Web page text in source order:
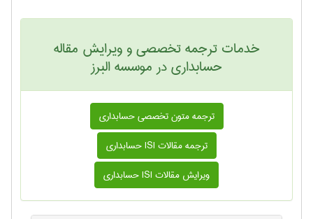
خدمات ترجمه تخصصی و ویرایش مقاله
حسابداری در موسسه البرز
ترجمه متون تخصصی حسابداری
ترجمه مقالات ISI حسابداری
ویرایش مقالات ISI حسابداری